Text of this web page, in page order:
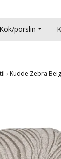
Kök/porslin
› Kudde Zebra